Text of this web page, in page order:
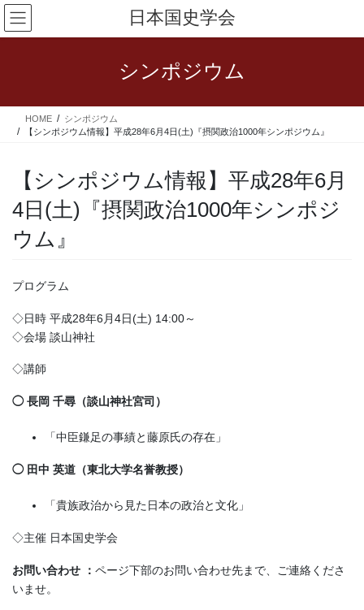
コ
ン
テ
ス
ナ
ビ
ゲ
ン
日本国史学会
シンポジウム
HOME
シンポジウム
【シンポジウム情報】平成28年6月4日(土)『摂関政治1000年シンポジウム』
【シンポジウム情報】平成28年6月
4日(土)『摂関政治1000年シンポジ
ウム』
プログラム
◇日時 平成28年6月4日(土) 14:00～
◇会場 談山神社
◇講師
◯ 長岡 千尋（談山神社宮司）
「中臣鎌足の事績と藤原氏の存在」
◯ 田中 英道（東北大学名誉教授）
「貴族政治から見た日本の政治と文化」
◇主催 日本国史学会
お問い合わせ ： ページ下部のお問い合わせ先まで、ご連絡くださ
いませ。